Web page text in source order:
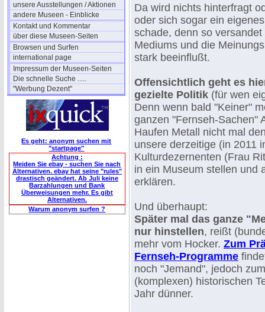
unsere Ausstellungen / Aktionen
andere Museen - Einblicke
Kontakt und Kommentar
über diese Museen-Seiten
Browsen und Surfen
international page
Impressum der Museen-Seiten
Die schnelle Suche .....
"Werbung Dezent"
Es geht: anonym suchen mit
"startpage"
Achtung :
Meiden Sie ebay - suchen Sie nach
Alternativen. ebay hat seine "rules"
drastisch geändert. Ab Juli keine
Barzahlungen und Bank
Überweisungen mehr. Es gibt
Alternativen.
Warum anonym surfen ?
Da wird nichts hinterfragt
oder sich sogar ein
schade, denn so
Mediums und die
stark beeinflußt.
Offensichtlich geht es
gezielte Politik (für wen
Denn wenn bald "Keiner"
ganzen "Fernseh-Sachen"
Haufen Metall nicht mal
unsere derzeitige (in 2011
Kulturdezernenten (Frau
in ein Museum stellen und
erklären.
Und überhaupt:
Später mal das ganze
nur hinstellen, reißt
mehr vom Hocker. Zum
Fernseh-Programme
noch "Jemand", jedoch
(komplexen) historischen
Jahr dünner.